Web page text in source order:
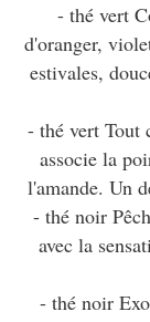
- thé vert
d'oranger,
estivales,
- thé vert Tout
associe la
l'amande. Un
- thé noir
avec la
- thé noir